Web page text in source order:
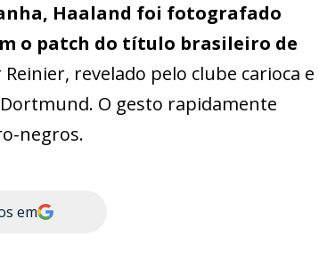
Haaland foi fotografado
o patch do título brasileiro de
revelado pelo clube carioca e
O gesto rapidamente
negros.
em